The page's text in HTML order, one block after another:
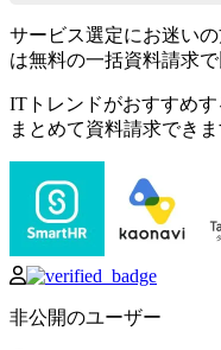
サービス選定にお迷い
は無料の一括資料請求で
ITトレンドがおすすめ
まとめて資料請求でき
非公開のユーザー